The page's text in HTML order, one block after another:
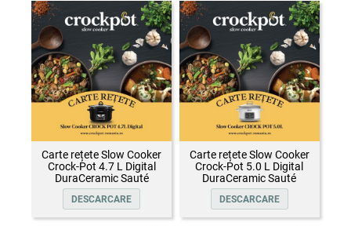
Carte rețete Slow Cooker
Crock-Pot 4.7 L Digital
DuraCeramic Sauté
DESCARCARE
Carte rețete Slow Cooker
Crock-Pot 5.0 L Digital
DuraCeramic Sauté
DESCARCARE